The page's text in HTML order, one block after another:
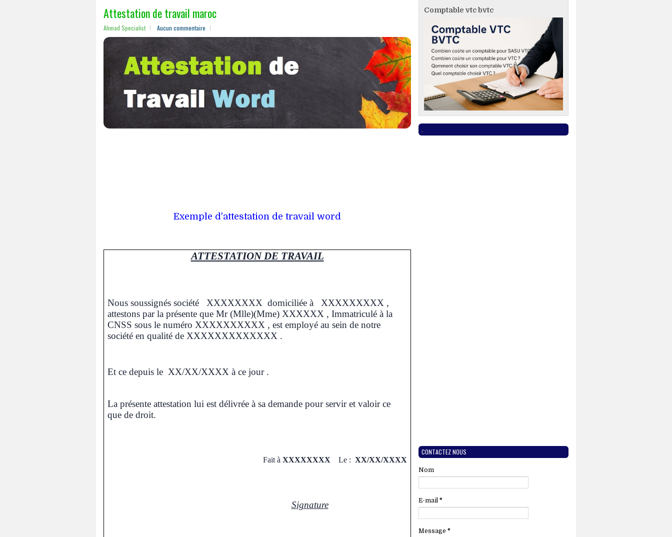
Attestation de travail maroc
Ahmad Specialist Aucun commentaire
Exemple d'attestation de travail word
ATTESTATION DE TRAVAIL
Nous soussignés société XXXXXXXX domiciliée à XXXXXXXXX ,
attestons par la présente que Mr (Mlle)(Mme) XXXXXX , Immatriculé à la
CNSS sous le numéro XXXXXXXXXX , est employé au sein de notre
société en qualité de XXXXXXXXXXXXX .
Et ce depuis le XX/XX/XXXX à ce jour .
La présente attestation lui est délivrée à sa demande pour servir et valoir ce
que de droit.
Fait à XXXXXXXXLe : XX/XX/XXXX
Signature
Comptable vtc bvtc
CONTACTEZ NOUS
Nom
E-mail *
Message *